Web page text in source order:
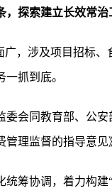
，探索建立长效常治
广，涉及项目招标
抓到底。
委会同教育部、公
理监督的指导意见
统筹协调，着力构